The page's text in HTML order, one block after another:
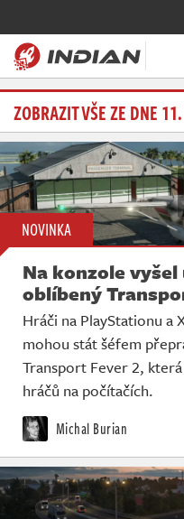
Magazín
Recenze
Videa
Soutěže
Databáze
Komunita
Redakce
Živě
ZOBRAZIT VŠE ZE DNE
NOVINKA
Na konzole
oblíbený
Hráči na PlayStationu a
mohou stát šéfem
Transport Fever 2,
hráčů na počítačích.
Michal Burian